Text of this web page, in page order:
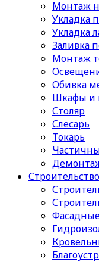
Монтаж
Укладка
Укладка
Заливка
Монтаж
Обивка
Шкафы и
Столяр
Слесарь
Токарь
Строительство